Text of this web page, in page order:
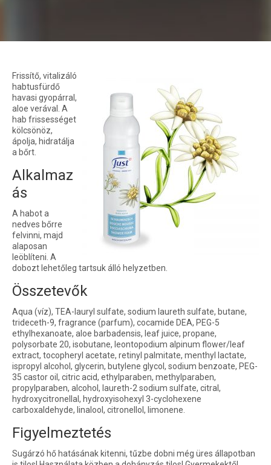
Frissítő, vitalizáló
habtusfürdő
havasi gyopárral,
aloe verával. A
hab frissességet
kölcsönöz,
ápolja, hidratálja
a bőrt.
Alkalmaz
ás
A habot a
nedves bőrre
felvinni, majd
alaposan
leöblíteni. A
dobozt lehetőleg tartsuk álló helyzetben.
Összetevők
Aqua (víz), TEA-lauryl sulfate, sodium laureth sulfate, butane,
trideceth-9, fragrance (parfum), cocamide DEA, PEG-5
ethylhexanoate, aloe barbadensis, leaf juice, propane,
polysorbate 20, isobutane, leontopodium alpinum flower/leaf
extract, tocopheryl acetate, retinyl palmitate, menthyl lactate,
ispropyl alcohol, glycerin, butylene glycol, sodium benzoate, PEG-
35 castor oil, citric acid, ethylparaben, methylparaben,
propylparaben, alcohol, laureth-2 sodium sulfate, citral,
hydroxycitronellal, hydroxyisohexyl 3-cyclohexene
carboxaldehyde, linalool, citronellol, limonene.
Figyelmeztetés
Sugárzó hő hatásának kitenni, tűzbe dobni még üres állapotban